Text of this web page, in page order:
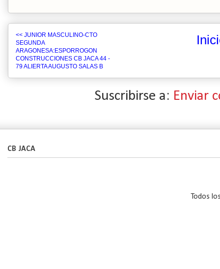
<< JUNIOR MASCULINO-CTO
SEGUNDA
ARAGONESA:ESPORROGON
CONSTRUCCIONES CB JACA 44 -
79 ALIERTA AUGUSTO SALAS B
Suscribirse a: Enviar
CB JACA
Todos